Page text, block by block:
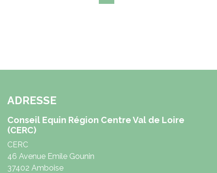
ADRESSE
Conseil Equin Région Centre Val de Loire
(CERC)
CERC
46 Avenue Emile Gounin
37402 Amboise